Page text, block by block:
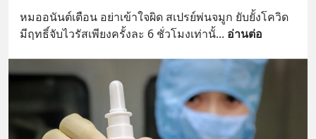
หลับมีประสิทธิภาพมากยิ่งขึ้น 📍 สนใจ
สั่งซื้อสินค้า Diip CBD 💬 LINE :
https://lin.ee/U91Fzyz
หมออนันต์เตือน อย่าเข้าใจผิด สเปรย์พ่นจมูก ยับยั้งโควิด
มีฤทธิ์จับไวรัสเพียงครั้งละ 6 ชั่วโมงเท่านั้... อ่านต่อ